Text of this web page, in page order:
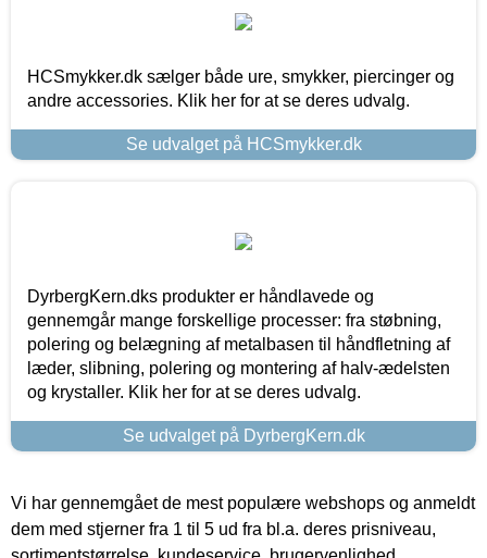
HCSmykker.dk sælger både ure, smykker, piercinger og
andre accessories. Klik her for at se deres udvalg.
Se udvalget på HCSmykker.dk
DyrbergKern.dks produkter er håndlavede og
gennemgår mange forskellige processer: fra støbning,
polering og belægning af metalbasen til håndfletning af
læder, slibning, polering og montering af halv-ædelsten
og krystaller. Klik her for at se deres udvalg.
Se udvalget på DyrbergKern.dk
Vi har gennemgået de mest populære webshops og anmeldt
dem med stjerner fra 1 til 5 ud fra bl.a. deres prisniveau,